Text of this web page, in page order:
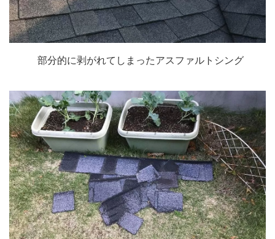
部分的に剥がれてしまったアスファルトシング